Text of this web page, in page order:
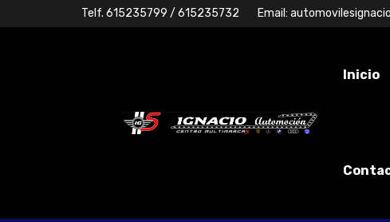
Telf. 615235799 / 615235732 Email:
Inicio